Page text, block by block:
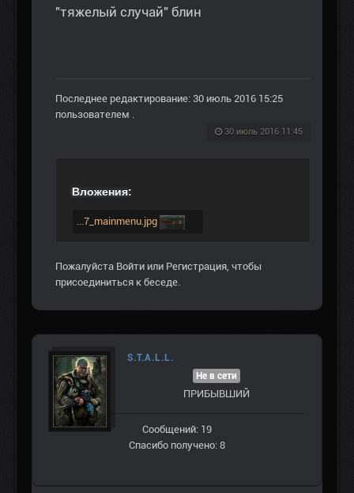
"тяжелый случай" блин
Последнее редактирование: 30 июль 2016 15:25
пользователем .
30 июль 2016 11:45
Вложения:
...7_mainmenu.jpg
Пожалуйста Войти или Регистрация, чтобы
присоединиться к беседе.
S.T.A.L.L.
Не в сети
ПРИБЫВШИЙ
Сообщений: 19
Спасибо получено: 8